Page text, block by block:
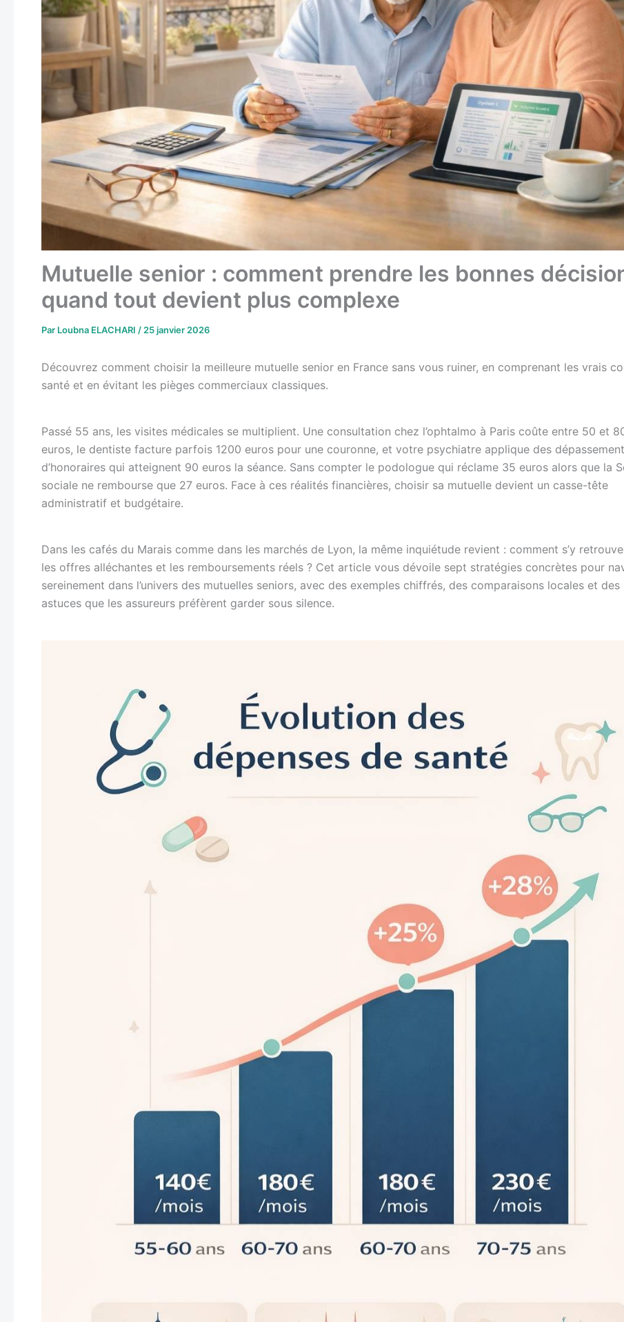
Mutuelle senior : comment prendre les bonnes
quand tout devient plus complexe
Par Loubna ELACHARI /25 janvier 2026
Découvrez comment choisir la meilleure mutuelle senior en France sans vous ruiner, en comprenant les vrais
santé et en évitant les pièges commerciaux classiques.
Passé 55 ans, les visites médicales se multiplient. Une consultation chez l’ophtalmo à Paris coûte entre 50 et
euros, le dentiste facture parfois 1200 euros pour une couronne, et votre psychiatre applique des
d’honoraires qui atteignent 90 euros la séance. Sans compter le podologue qui réclame 35 euros alors que la
sociale ne rembourse que 27 euros. Face à ces réalités financières, choisir sa mutuelle devient un casse-tête
administratif et budgétaire.
Dans les cafés du Marais comme dans les marchés de Lyon, la même inquiétude revient : comment s’y
les offres alléchantes et les remboursements réels ? Cet article vous dévoile sept stratégies concrètes pour
sereinement dans l’univers des mutuelles seniors, avec des exemples chiffrés, des comparaisons locales et des
astuces que les assureurs préfèrent garder sous silence.